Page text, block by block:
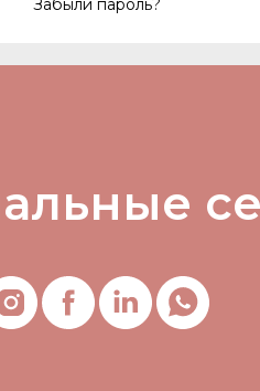
Забыли пароль?